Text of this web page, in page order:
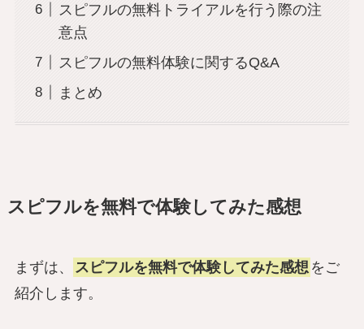
スピフルの無料トライアルを行う際の注
意点
スピフルの無料体験に関するQ&A
まとめ
スピフルを無料で体験してみた感想
まずは、 スピフルを無料で体験してみた感想 をご
紹介します。